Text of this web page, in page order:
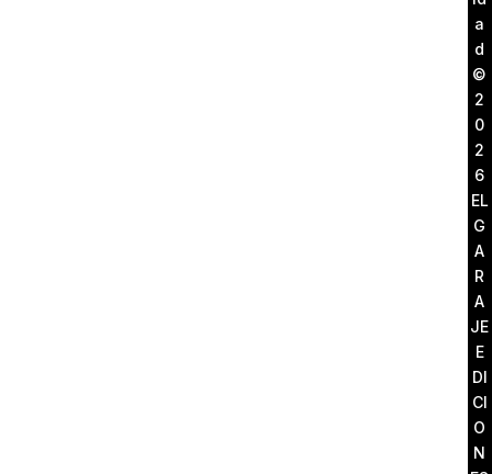
a
d
©
2
0
2
6
EL
G
A
R
A
JE
E
DI
CI
O
N